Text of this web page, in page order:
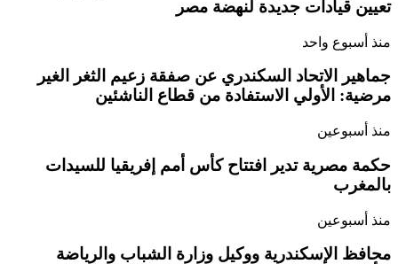
تعيين قيادات جديدة لنهضة مصر
منذ أسبوع واحد
جماهير الاتحاد السكندري عن صفقة زعيم الثغر الغير
مرضية: الأولي الاستفادة من قطاع الناشئين
منذ أسبوعين
حكمة مصرية تدير افتتاح كأس أمم إفريقيا للسيدات
بالمغرب
منذ أسبوعين
محافظ الإسكندرية ووكيل وزارة الشباب والرياضة